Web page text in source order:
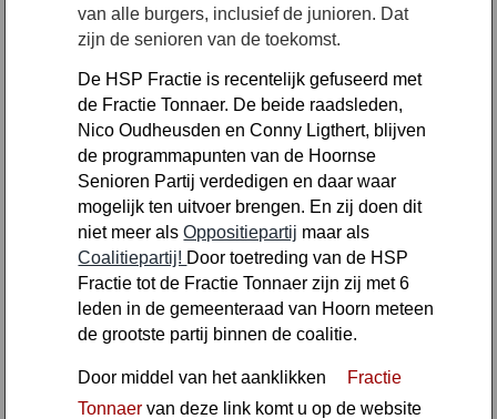
van alle burgers, inclusief de junioren. Dat
zijn de senioren van de toekomst.
De HSP Fractie is recentelijk gefuseerd met
de Fractie Tonnaer. De beide raadsleden,
Nico Oudheusden en Conny Ligthert, blijven
de programmapunten van de Hoornse
Senioren Partij verdedigen en daar waar
mogelijk ten uitvoer brengen. En zij doen dit
niet meer alsOppositiepartij maar als
Coalitiepartij! Door toetreding van de HSP
Fractie tot de Fractie Tonnaer zijn zij met 6
leden in de gemeenteraad van Hoorn meteen
de grootste partij binnen de coalitie.
Door middel van het aanklikken
Fractie
Tonnaervan deze link komt u op de website